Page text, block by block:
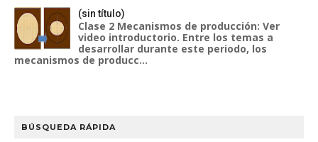
(sin título)
Clase 2 Mecanismos de producción: Ver
video introductorio. Entre los temas a
desarrollar durante este periodo, los
mecanismos de producc...
BÚSQUEDA RÁPIDA